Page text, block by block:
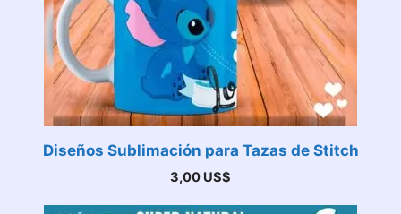
Diseños Sublimación para Tazas de Stitch
3,00 US$